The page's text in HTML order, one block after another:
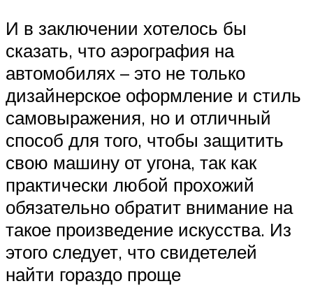
И в заключении хотелось бы
сказать, что аэрография на
автомобилях – это не только
дизайнерское оформление и стиль
самовыражения, но и отличный
способ для того, чтобы защитить
свою машину от угона, так как
практически любой прохожий
обязательно обратит внимание на
такое произведение искусства. Из
этого следует, что свидетелей
найти гораздо проще